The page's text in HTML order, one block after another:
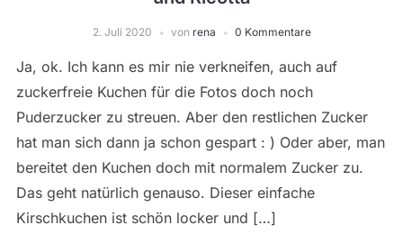
2. Juli 2020 von rena 0 Kommentare
Ja, ok. Ich kann es mir nie verkneifen, auch auf
zuckerfreie Kuchen für die Fotos doch noch
Puderzucker zu streuen. Aber den restlichen Zucker
hat man sich dann ja schon gespart : ) Oder aber, man
bereitet den Kuchen doch mit normalem Zucker zu.
Das geht natürlich genauso. Dieser einfache
Kirschkuchen ist schön locker und […]